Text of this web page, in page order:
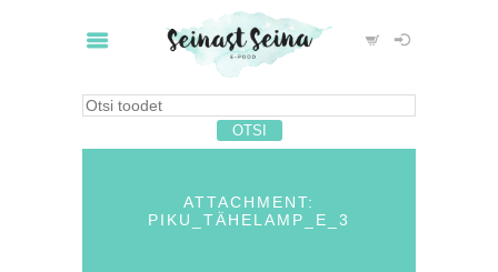
ATTACHMENT:
PIKU_TÄHELAMP_E_3